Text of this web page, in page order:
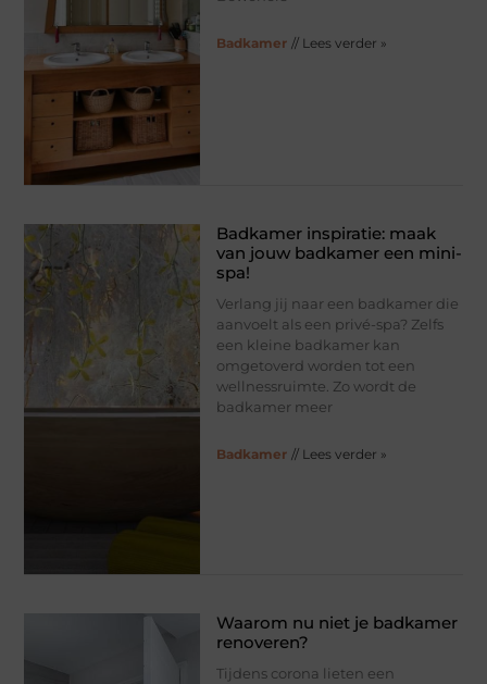
Badkamer // Lees verder »
Badkamer inspiratie: maak
van jouw badkamer een mini-
spa!
Verlang jij naar een badkamer die
aanvoelt als een privé-spa? Zelfs
een kleine badkamer kan
omgetoverd worden tot een
wellnessruimte. Zo wordt de
badkamer meer
Badkamer // Lees verder »
Waarom nu niet je badkamer
renoveren?
Tijdens corona lieten een